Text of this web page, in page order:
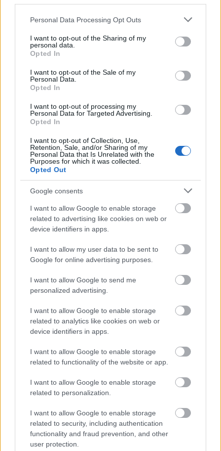
Please note that this website/app uses one or more Google
not limited to your visit or usage behaviour. You may click to
grant or deny consent to Google and its third-party tags to
use your data for below specified purposes in below Google
consent section.
Personal Data Processing Opt Outs
I want to opt-out of the Sharing of my
personal data.
Opted In
I want to opt-out of the Sale of my
Personal Data.
Opted In
I want to opt-out of processing my
Personal Data for Targeted Advertising.
Opted In
I want to opt-out of Collection, Use,
Retention, Sale, and/or Sharing of my
Personal Data that Is Unrelated with the
Purposes for which it was collected.
Opted Out
Google consents
I want to allow Google to enable storage
related to advertising like cookies on web or
device identifiers in apps.
I want to allow my user data to be sent to
Google for online advertising purposes.
I want to allow Google to send me
personalized advertising.
I want to allow Google to enable storage
related to analytics like cookies on web or
device identifiers in apps.
I want to allow Google to enable storage
related to functionality of the website or app.
I want to allow Google to enable storage
related to personalization.
I want to allow Google to enable storage
related to security, including authentication
functionality and fraud prevention, and other
user protection.
poate ajuta. Există numeroase forme pentru
sprâncene, chiar dacă nu erai familiarizată cu
aceste noțiuni. Așadar, există sprâncene rotunde,
ascuțite, arcuite sau în formă de S și le poți
recunoaște foarte ușor după denumire. Forma
sprâncenelor se poate alege în funcție de modul
natural de creștere al acestora, de forma feței și de
trăsăturile viitoarei mirese.
Pentru fața ovală, în care dimensiunea frunții este
mai lată decât bărbia, pomeții sunt proeminenți și
maxilarul mic, în formă ovală, se vor potrivi
sprâncenele ascuțite și groase.
Pentru fața rotundă, pe de altă parte, sprâncenele
arcuite sunt cele mai potrivite, deoarece
evidențiază privirea într-un mod foarte plăcut.
Viitoarea mireasă cu o față alungită va fi și mai
frumoasă dacă forma sprâncenelor va fi dreaptă,
plată și mai groasă, pentru a crea un echilibru între
zonele fețe. Fața pătrată, cu trăsături puternice
bine definite, mai ales ale maxilarului, va fi
conturată perfect cu sprâncenele în formă de S.
Dacă viitoarea mireasă are fața în formă de inimă,
denumită și triunghiulară, atunci sprâncenele
rotunjite sunt ideale, creând o formă de inimă,